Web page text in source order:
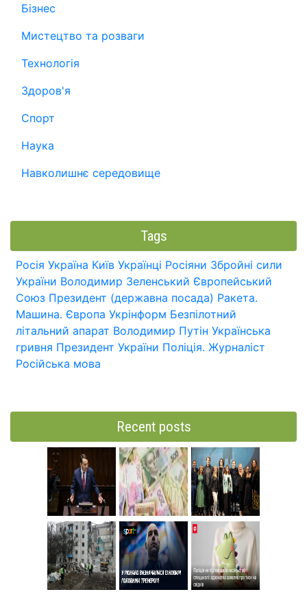
Бізнес
Мистецтво та розваги
Технологія
Здоров'я
Спорт
Наука
Навколишнє середовище
Tags
Росія Україна Київ Українці Росіяни Збройні сили
України Володимир Зеленський Європейський
Союз Президент (державна посада) Ракета.
Машина. Європа Укрінформ Безпілотний
літальний апарат Володимир Путін Українська
гривня Президент України Поліція. Журналіст
Російська мова
Recent posts